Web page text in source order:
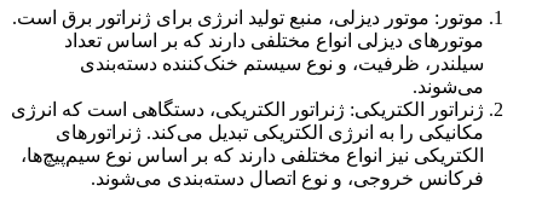
موتور: موتور دیزلی، منبع تولید انرژی برای ژنراتور برق است.
موتورهای دیزلی انواع مختلفی دارند که بر اساس تعداد
سیلندر، ظرفیت، و نوع سیستم خنک‌کننده دسته‌بندی
می‌شوند.
ژنراتور الکتریکی: ژنراتور الکتریکی، دستگاهی است که انرژی
مکانیکی را به انرژی الکتریکی تبدیل می‌کند. ژنراتورهای
الکتریکی نیز انواع مختلفی دارند که بر اساس نوع سیم‌پیچ‌ها،
فرکانس خروجی، و نوع اتصال دسته‌بندی می‌شوند.